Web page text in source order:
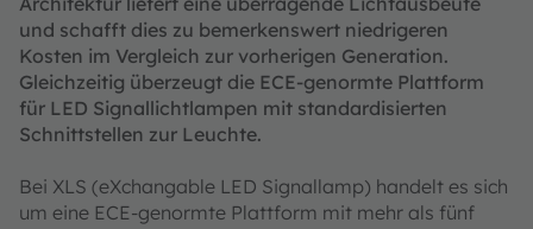
und schafft dies zu bemerkenswert niedrigeren
Kosten im Vergleich zur vorherigen Generation.
Gleichzeitig überzeugt die ECE-genormte Plattform
für LED Signallichtlampen mit standardisierten
Schnittstellen zur Leuchte.
Bei XLS (eXchangable LED Signallamp) handelt es sich
um eine ECE-genormte Plattform mit mehr als fünf